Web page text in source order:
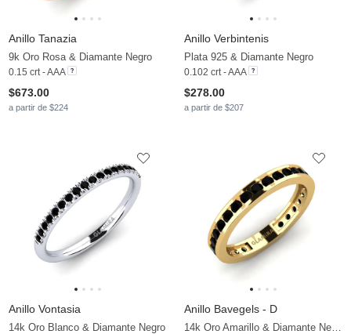
Anillo Tanazia
9k Oro Rosa & Diamante Negro
0.15 crt - AAA
$673.00
a partir de $224
Anillo Verbintenis
Plata 925 & Diamante Negro
0.102 crt - AAA
$278.00
a partir de $207
Anillo Vontasia
14k Oro Blanco & Diamante Negro
Anillo Bavegels - D